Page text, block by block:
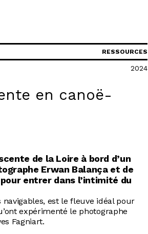
RESSOURCES
2024
en canoë-
de la Loire à bord d’un
Erwan Balança et de
entrer dans l’intimité du
est le fleuve idéal pour
expérimenté le photographe
Fagniart.